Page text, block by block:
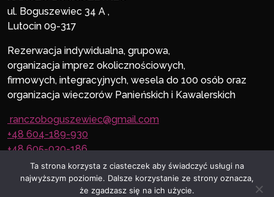
Ta strona korzysta z ciasteczek aby świadczyć usługi na
najwyższym poziomie. Dalsze korzystanie ze strony oznacza,
że zgadzasz się na ich użycie.
ul. Boguszewiec 34 A ,
Lutocin 09-317
Rezerwacja indywidualna, grupowa,
organizacja imprez okolicznościowych,
firmowych, integracyjnych, wesela do 100 osób oraz
organizacja wieczorów Panieńskich i Kawalerskich
ranczoboguszewiec@gmail.com
+48 604-189-930
+48 605-030-186